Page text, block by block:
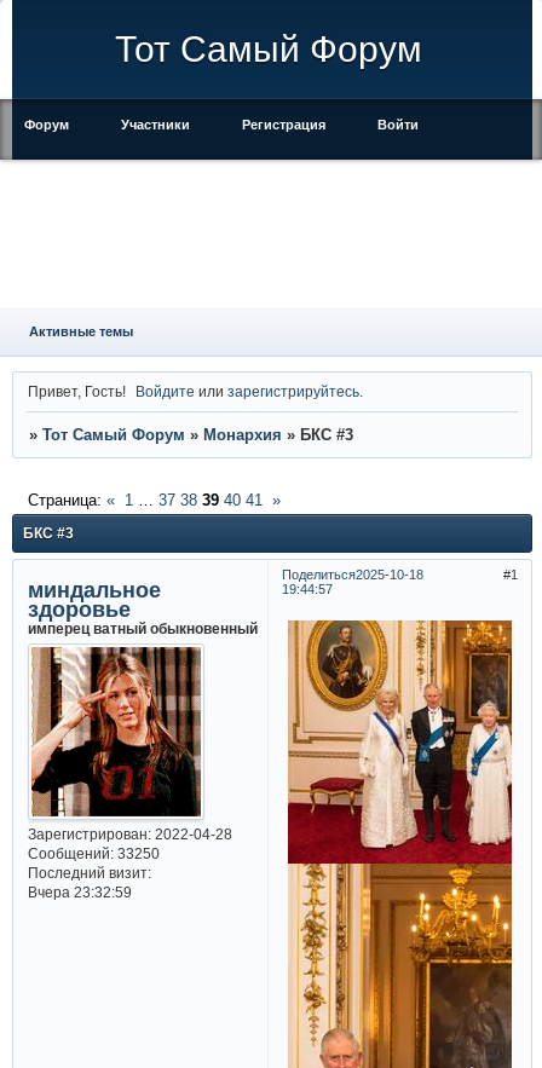
Тот Самый Форум
Форум Участники Регистрация Войти
Активные темы
Привет, Гость! Войдите илизарегистрируйтесь
» Тот Самый Форум » Монархия » БКС #3
БКС #3
Страница: « 1 37 38 39 40 41 »
Поделиться 1
2025-10-18
19:44:57
миндальное
здоровье
имперец ватный обыкновенный
Зарегистрирован: 2022-04-28
Сообщений:33250
Последний визит:
Вчера 23:32:59